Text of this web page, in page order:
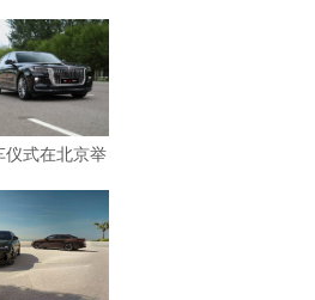
仪式在北京举
行